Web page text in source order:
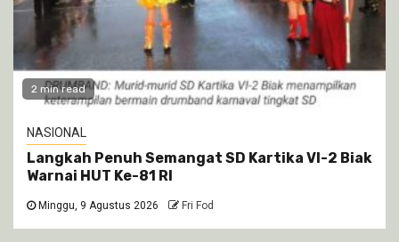
2 min read
NASIONAL
Langkah Penuh Semangat SD Kartika VI-2 Biak
Warnai HUT Ke-81 RI
Minggu, 9 Agustus 2026 Fri Fod